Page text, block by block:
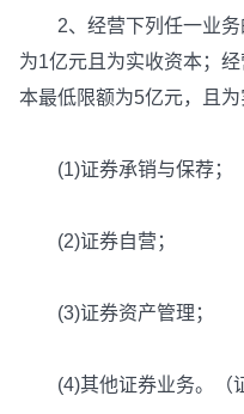
2、经营下列任一业务
为1亿元且为实收资本；
本最低限额为5亿元，且为
(1)证券承销与保荐；
(2)证券自营；
(3)证券资产管理；
(4)其他证券业务。（证